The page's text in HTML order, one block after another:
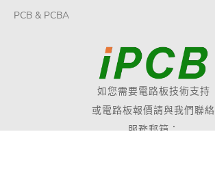
PCB & PCBA
如您需要電路板技術支持
或電路板報價請與我們聯絡
服務郵箱：